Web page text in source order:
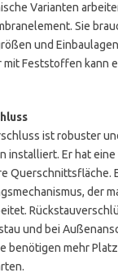
Varianten
Sie
und
mit Feststoffen kann
ist robuster
installiert. Er hat
Querschnittsfläche.
der
und bei
benötigen mehr